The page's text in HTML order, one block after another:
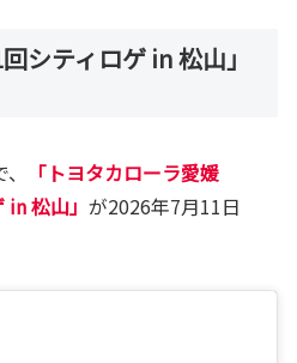
シティロゲ in 松山」
「トヨタカローラ愛媛
松山」 が2026年7月11日